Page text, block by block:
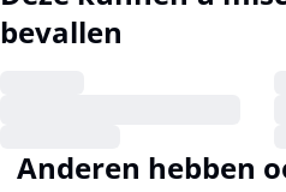
bevallen
Anderen hebben